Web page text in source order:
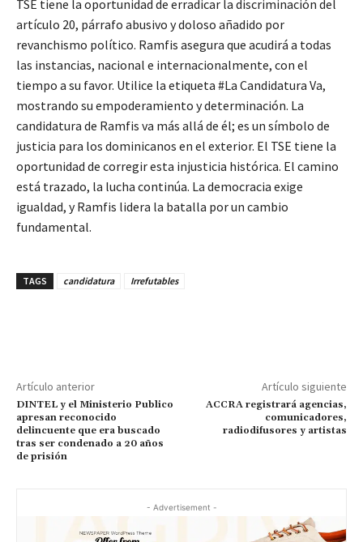
TSE tiene la oportunidad de erradicar la discriminación del
artículo 20, párrafo abusivo y doloso añadido por
revanchismo político. Ramfis asegura que acudirá a todas
las instancias, nacional e internacionalmente, con el
tiempo a su favor. Utilice la etiqueta #La Candidatura Va,
mostrando su empoderamiento y determinación. La
candidatura de Ramfis va más allá de él; es un símbolo de
justicia para los dominicanos en el exterior. El TSE tiene la
oportunidad de corregir esta injusticia histórica. El camino
está trazado, la lucha continúa. La democracia exige
igualdad, y Ramfis lidera la batalla por un cambio
fundamental.
TAGS candidatura Irrefutables
Artículo anterior
DINTEL y el Ministerio Publico
apresan reconocido
delincuente que era buscado
tras ser condenado a 20 años
de prisión
Artículo siguiente
ACCRA registrará agencias,
comunicadores,
radiodifusores y artistas
- Advertisement -